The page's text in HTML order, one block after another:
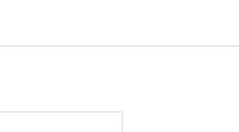
開してみた